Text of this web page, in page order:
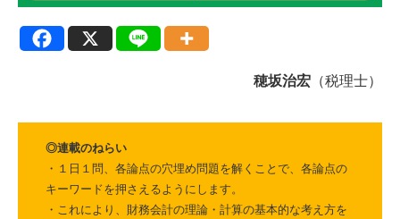
穂坂治宏 （税理士）
◎連載のねらい
・１日１問、各論点の穴埋め問題を解くことで、各論点の
キーワードを押さえるようにします。
・これにより、財務会計の理論・計算の基本的な考え方を